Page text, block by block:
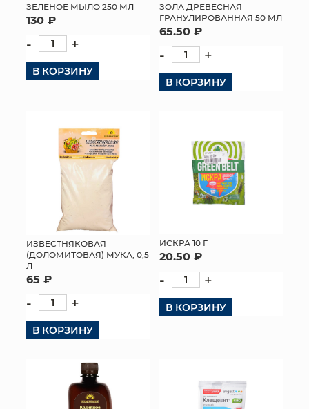
ЗЕЛЕНОЕ МЫЛО 250 МЛ
130 ₽
- +
В КОРЗИНУ
ЗОЛА ДРЕВЕСНАЯ
ГРАНУЛИРОВАННАЯ 50 МЛ
65.50 ₽
- +
В КОРЗИНУ
ИЗВЕСТНЯКОВАЯ
(ДОЛОМИТОВАЯ) МУКА, 0,5
Л
65 ₽
- +
В КОРЗИНУ
ИСКРА 10 Г
20.50 ₽
- +
В КОРЗИНУ